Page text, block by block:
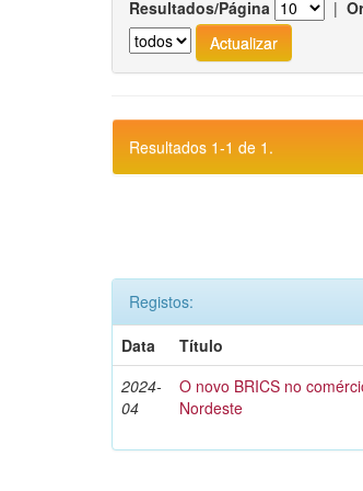
Resultados/Página |
Resultados 1-1 de 1.
Registos:
Data
Título
2024-
04
O novo BRICS no
Nordeste